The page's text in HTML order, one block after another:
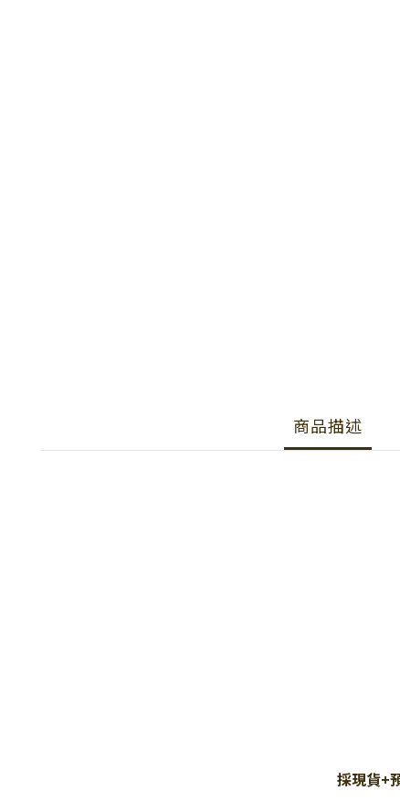
商品描述
採現貨+